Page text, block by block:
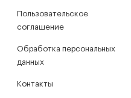
Пользовательское
соглашение
Обработка персональных
данных
Контакты